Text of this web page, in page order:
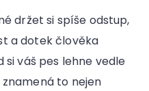
držet si spíše odstup,
a dotek člověka
si váš pes lehne vedle
to nejen